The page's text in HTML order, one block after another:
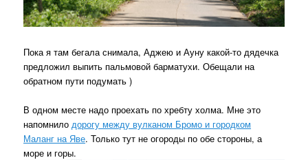
Пока я там бегала снимала, Аджею и Ауну какой-то дядечка
предложил выпить пальмовой барматухи. Обещали на
обратном пути подумать )
В одном месте надо проехать по хребту холма. Мне это
напомнило дорогу между вулканом Бромо и городком
Маланг на Яве. Только тут не огороды по обе стороны, а
море и горы.